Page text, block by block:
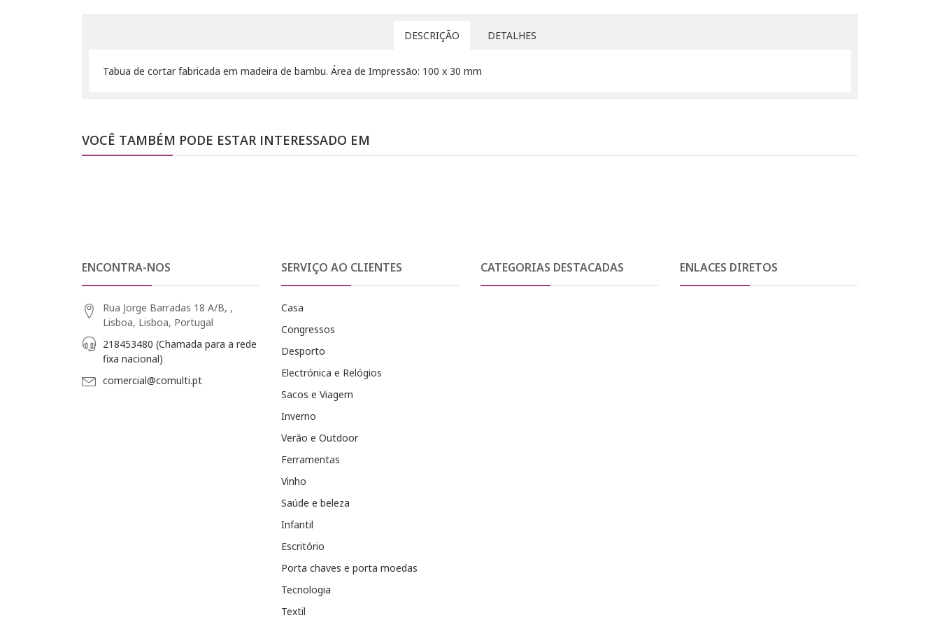
DESCRIÇÃO DETALHES
Tabua de cortar fabricada em madeira de bambu. Área de Impressão: 100 x 30 mm
VOCÊ TAMBÉM PODE ESTAR INTERESSADO EM
ENCONTRA-NOS
Rua Jorge Barradas 18 A/B, ,
Lisboa, Lisboa, Portugal
218453480 (Chamada para a rede
fixa nacional)
comercial@comulti.pt
SERVIÇO AO CLIENTES
Casa
Congressos
Desporto
Electrónica e Relógios
Sacos e Viagem
Inverno
Verão e Outdoor
Ferramentas
Vinho
Saúde e beleza
Infantil
Escritório
Porta chaves e porta moedas
Tecnologia
Textil
CATEGORIAS DESTACADAS ENLACES DIRETOS